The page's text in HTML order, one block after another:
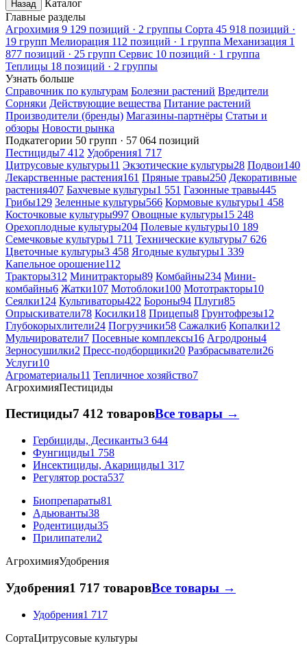
Назад
Каталог
Главные разделы
Агрохимия 9 129 позиций · 2 группы Сорта 45 918 позиций ·
19 групп Мелиорация 112 позиций · 1 группа Механизация 1
877 позиций · 25 групп Сервис 10 позиций · 1 группа
Теплицы 18 позиций · 2 группы
Узнать больше
Справочник по культурам Болезни растений Вредители
Сорняки Действующие вещества Питание растений
Производители (бренды) Магазины-партнёры Статьи и
обзоры Новости рынка
Подкатегории 50 групп · 57 064 позиций
Пестициды7 412 Удобрения1 717
Цитрусовые культуры11 Экзотические культуры28 Подвои140
Лекарственные растения161 Пряные травы250 Декоративные
растения407 Бахчевые культуры1 551 Газонные травы445
Грибы129 Зеленные культуры566 Кормовые культуры1 458
Косточковые культуры997 Овощные культуры15 248
Орехоплодные культуры204 Полевые культуры10 189
Семечковые культуры1 711 Технические культуры7 626
Цветочные культуры3 458 Ягодные культуры1 339
Капельное орошение112
Тракторы312 Минитракторы89 Комбайны234 Мини-
комбайны6 Жатки107 Мотоблоки100 Мототракторы10
Сеялки124 Культиваторы422 Бороны94 Плуги85
Опрыскиватели78 Косилки18 Прицепы8 Грунтофрезы12
Глубокорыхлители24 Погрузчики58 Сажалки6 Копалки12
Мульчирователи7 Посевные комплексы16 Агродроны4
Зерносушилки2 Пресс-подборщики20 Разбрасыватели26
Услуги10
Агроматериалы11 Тепличное хозяйство7
АгрохимияПестициды
Пестициды7 412 товаровВсе товары →
Гербициды, Десиканты3 644
Фунгициды1 758
Инсектициды, Акарициды1 317
Регулятор роста537
Биопрепараты81
Адьюванты38
Родентициды35
Прилипатели2
АгрохимияУдобрения
Удобрения1 717 товаровВсе товары →
Удобрения1 717
СортаЦитрусовые культуры